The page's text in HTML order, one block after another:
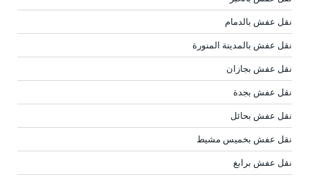
نقل عفش بالدمام
نقل عفش بالمدينة المنورة
نقل عفش بجازان
نقل عفش بجدة
نقل عفش بحائل
نقل عفش بخميس مشيط
نقل عفش برابغ